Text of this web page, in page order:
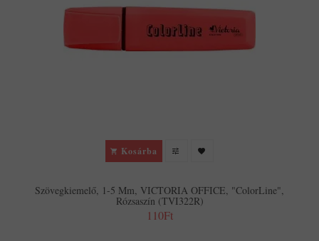
Kosárba
Szövegkiemelő, 1-5 Mm, VICTORIA OFFICE, "ColorLine",
Rózsaszín (TVI322R)
110Ft